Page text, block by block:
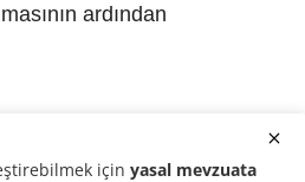
ardından
için yasal mevzuata